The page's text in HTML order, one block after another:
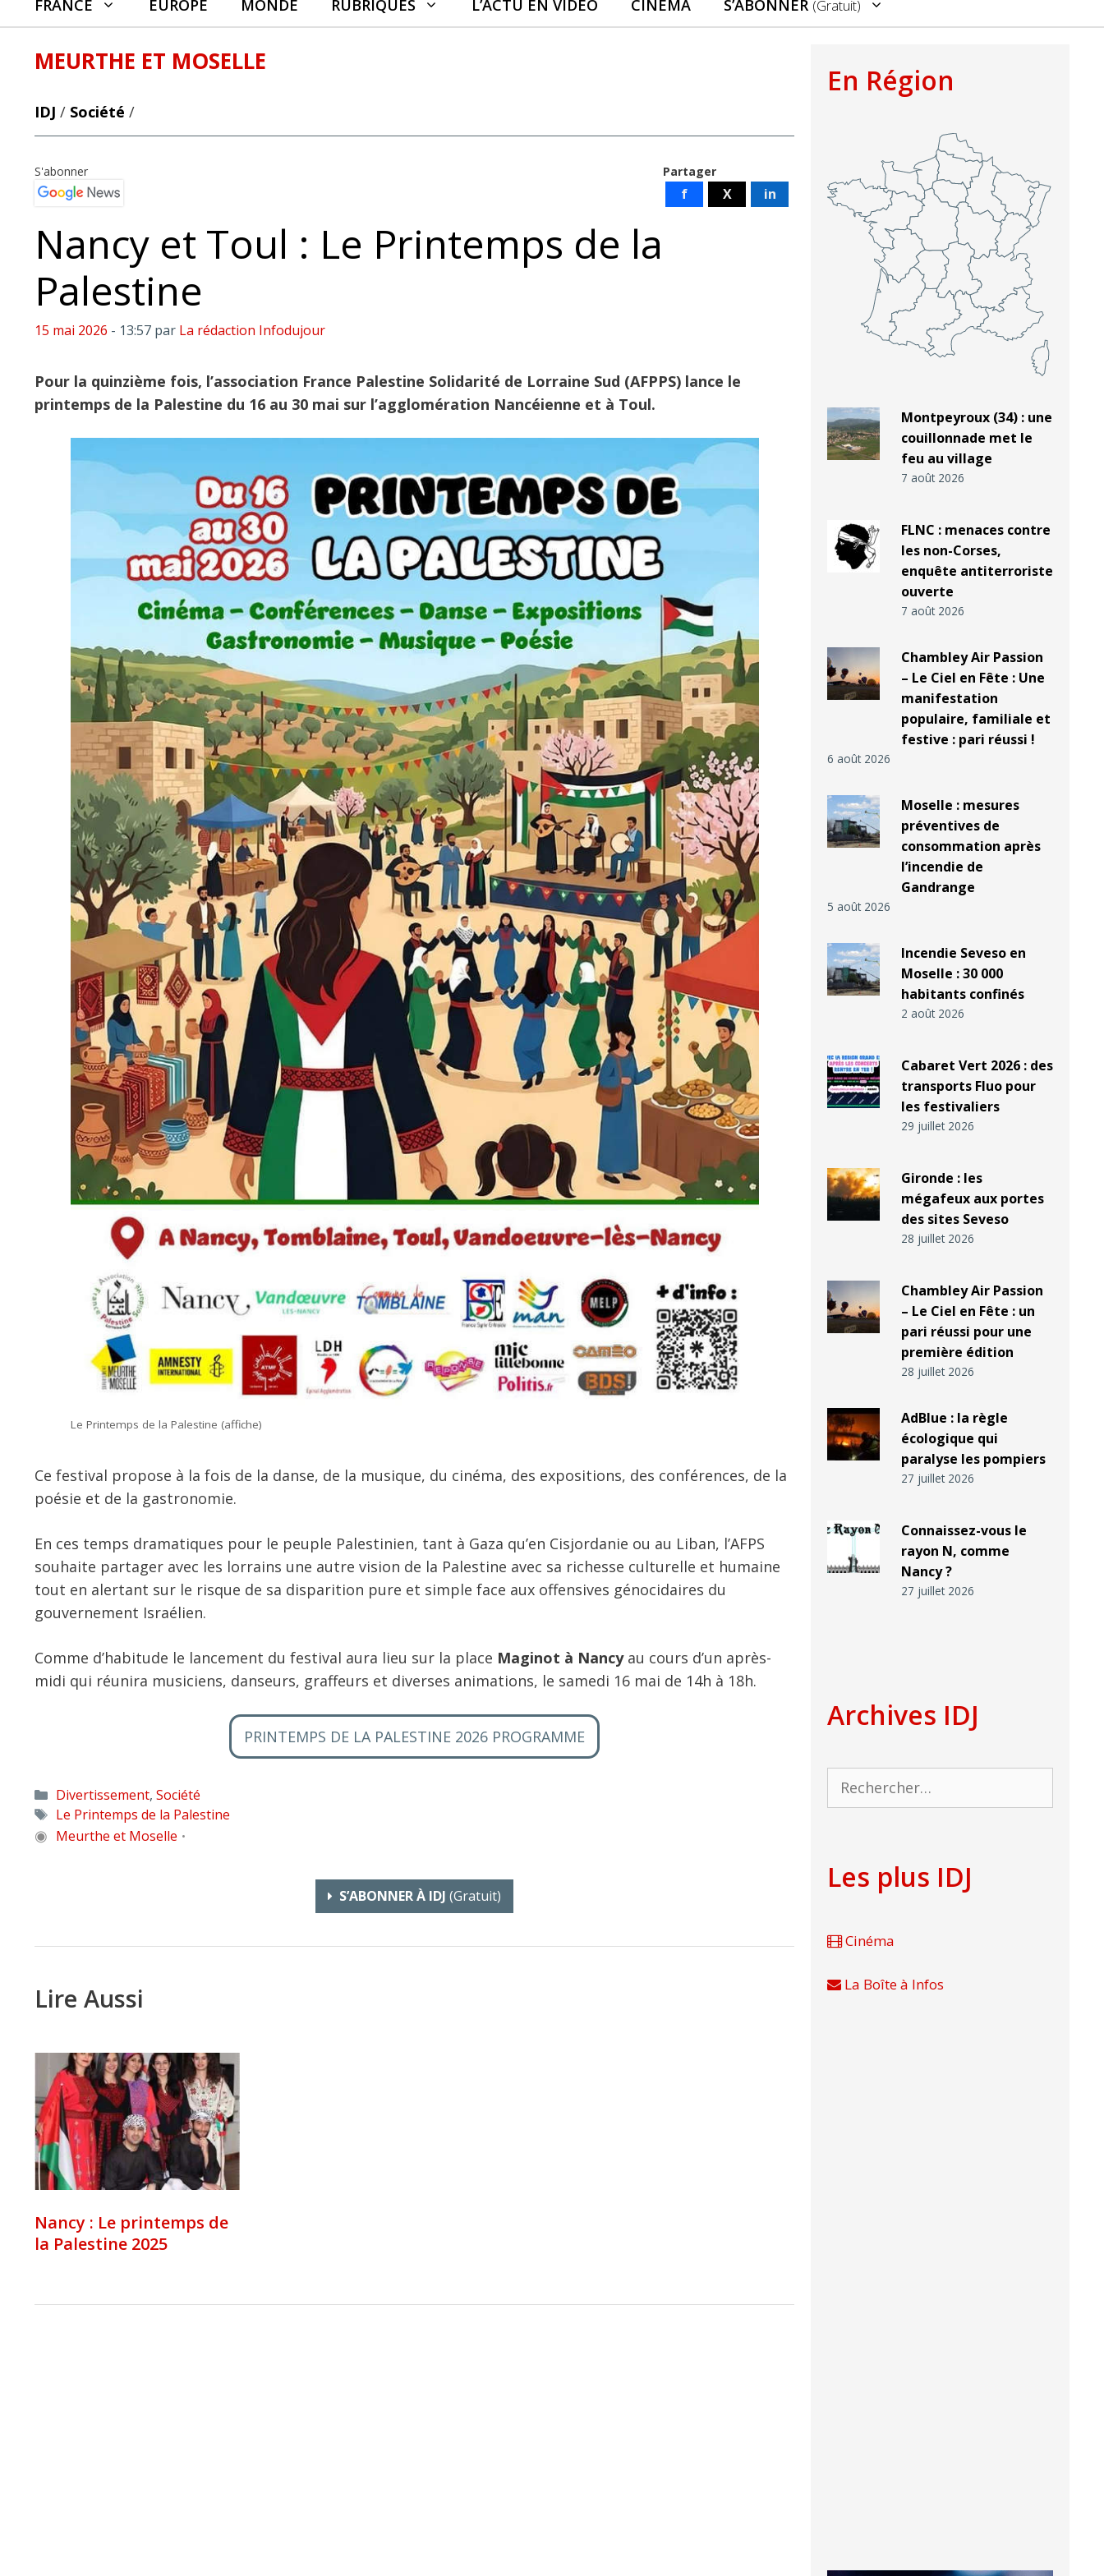
FRANCE EUROPE MONDE RUBRIQUES L’ACTU EN VIDÉO CINÉMA S’ABONNER (gratuit)
MEURTHE ET MOSELLE
IDJ / Société /
Partager
f X in
S'abonner
Nancy et Toul : Le Printemps de la
Palestine
15 mai 2026 - 13:57 par La rédaction Infodujour
Pour la quinzième fois, l’association France Palestine Solidarité de Lorraine Sud (AFPPS) lance le
printemps de la Palestine du 16 au 30 mai sur l’agglomération Nancéienne et à Toul.
Le Printemps de la Palestine (affiche)
Ce festival propose à la fois de la danse, de la musique, du cinéma, des expositions, des conférences, de la
poésie et de la gastronomie.
En ces temps dramatiques pour le peuple Palestinien, tant à Gaza qu’en Cisjordanie ou au Liban, l’AFPS
souhaite partager avec les lorrains une autre vision de la Palestine avec sa richesse culturelle et humaine
tout en alertant sur le risque de sa disparition pure et simple face aux offensives génocidaires du
gouvernement Israélien.
Comme d’habitude le lancement du festival aura lieu sur la place Maginot à Nancyau cours d’un après-
midi qui réunira musiciens, danseurs, graffeurs et diverses animations, le samedi 16 mai de 14h à 18h.
PRINTEMPS DE LA PALESTINE 2026 PROGRAMME
Catégories
Divertissement, Société
Étiquettes
Le Printemps de la Palestine
◉ Meurthe et Moselle •
S’ABONNER À IDJ (gratuit)
Lire Aussi
Nancy : Le printemps de
la Palestine 2025
En Région
Montpeyroux (34) : une
couillonnade met le
feu au village
7 août 2026
FLNC : menaces contre
les non-Corses,
enquête antiterroriste
ouverte
7 août 2026
Chambley Air Passion
– Le Ciel en Fête : Une
manifestation
populaire, familiale et
festive : pari réussi !
6 août 2026
Moselle : mesures
préventives de
consommation après
l’incendie de
Gandrange
5 août 2026
Incendie Seveso en
Moselle : 30 000
habitants confinés
2 août 2026
Cabaret Vert 2026 : des
transports Fluo pour
les festivaliers
29 juillet 2026
Gironde : les
mégafeux aux portes
des sites Seveso
28 juillet 2026
Chambley Air Passion
– Le Ciel en Fête : un
pari réussi pour une
première édition
28 juillet 2026
AdBlue : la règle
écologique qui
paralyse les pompiers
27 juillet 2026
Connaissez-vous le
rayon N, comme
Nancy ?
27 juillet 2026
Archives IDJ
Rechercher :
Les plus IDJ
Cinéma
La Boîte à Infos